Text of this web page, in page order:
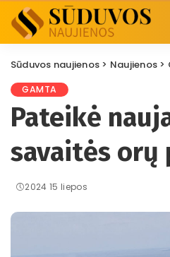
Sūduvos naujienos > Naujienos >
GAMTA
Pateikė
savaitės orų
2024 15 liepos